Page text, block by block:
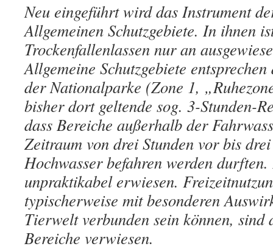
Neu eingeführt wird das Instrument
Allgemeinen Schutzgebiete. In ihnen
Trockenfallenlassen nur an
Allgemeine Schutzgebiete
der Nationalparke (Zone 1,
bisher dort geltende sog. 3-Stunden-
dass Bereiche außerhalb der
Zeitraum von drei Stunden vor bis
Hochwasser befahren werden
unpraktikabel erwiesen.
typischerweise mit besonderen
Tierwelt verbunden sein können, sind
Bereiche verwiesen.